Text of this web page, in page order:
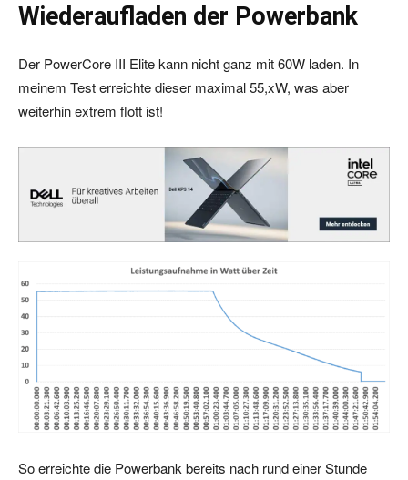
Wiederaufladen der Powerbank
Der PowerCore III Elite kann nicht ganz mit 60W laden. In
meinem Test erreichte dieser maximal 55,xW, was aber
weiterhin extrem flott ist!
So erreichte die Powerbank bereits nach rund einer Stunde